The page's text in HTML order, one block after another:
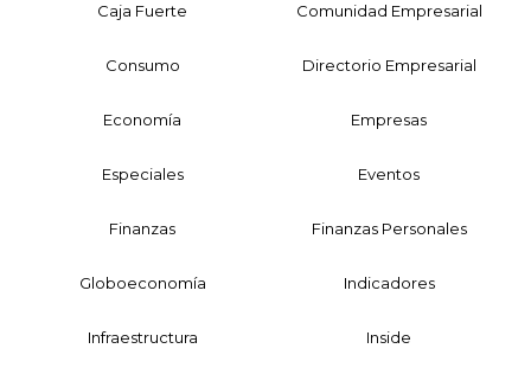
Caja Fuerte Comunidad Empresarial
Consumo Directorio Empresarial
Economía Empresas
Especiales Eventos
Finanzas Finanzas Personales
Globoeconomía Indicadores
Infraestructura Inside